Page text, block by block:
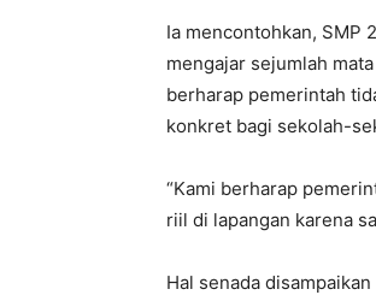
Ia mencontohkan, SMP
mengajar sejumlah
berharap pemerintah
konkret bagi sekolah-
“Kami berharap
riil di lapangan karena
Hal senada